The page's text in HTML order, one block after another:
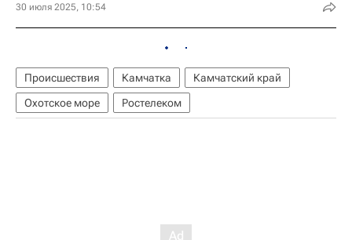
30 июля 2025, 10:54
Происшествия Камчатка
Камчатский край
Охотское море
Ростелеком